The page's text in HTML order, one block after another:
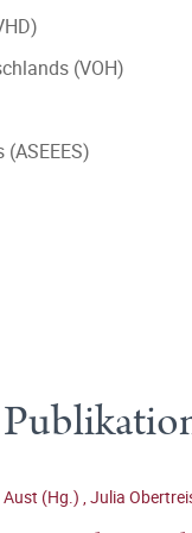
(VOH)
(Hg.) ,Julia